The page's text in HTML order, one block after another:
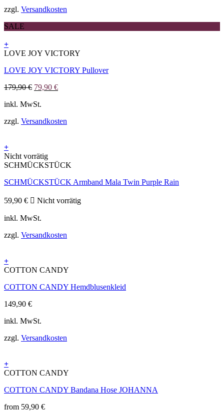
auf
Produktseite
werden
zzgl. Versandkosten
SALE
+
Dieses
weist
Varianten
Die
können
Produktseite
gewählt
werden
LOVE JOY VICTORY
LOVE JOY VICTORY Pullover
179,90€ Ursprünglicher
war:
79,90 €Aktueller
inkl. MwSt.
zzgl. Versandkosten
+
Nicht vorrätig
SCHMÜCKSTÜCK
SCHMÜCKSTÜCK Armband Mala Twin Purple Rain
59,90 € Nicht vorrätig
inkl. MwSt.
zzgl. Versandkosten
+
Dieses
weist
Varianten
Die
können
Produktseite
gewählt
werden
COTTON CANDY
COTTON CANDY Hemdblusenkleid
149,90 €
inkl. MwSt.
zzgl. Versandkosten
+
Dieses
weist
Varianten
COTTON CANDY
COTTON CANDY Bandana Hose JOHANNA
from 59,90 €